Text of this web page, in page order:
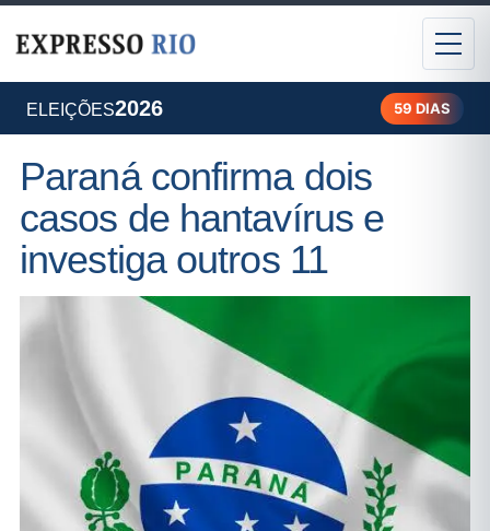
ELEIÇÕES2026 59 DIAS
Paraná confirma dois
casos de hantavírus e
investiga outros 11